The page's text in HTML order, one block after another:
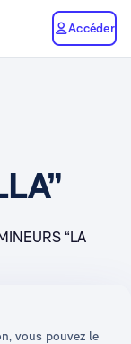
Accéder
vous pouvez le